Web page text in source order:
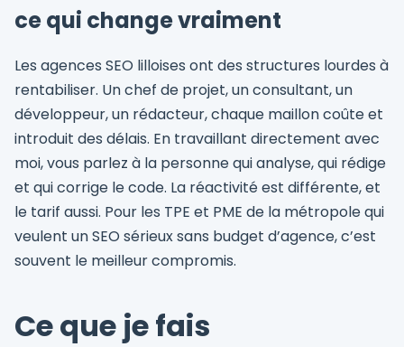
ce qui change vraiment
Les agences SEO lilloises ont des structures lourdes à
rentabiliser. Un chef de projet, un consultant, un
développeur, un rédacteur, chaque maillon coûte et
introduit des délais. En travaillant directement avec
moi, vous parlez à la personne qui analyse, qui rédige
et qui corrige le code. La réactivité est différente, et
le tarif aussi. Pour les TPE et PME de la métropole qui
veulent un SEO sérieux sans budget d’agence, c’est
souvent le meilleur compromis.
Ce que je fais